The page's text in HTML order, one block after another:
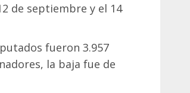
de septiembre y el 14
fueron 3.957
la baja fue de